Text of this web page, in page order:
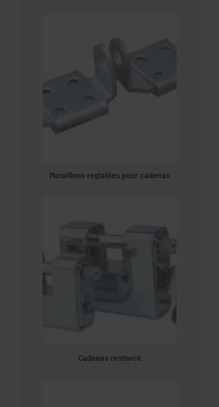
Moraillons reglables pour cadenas
Cadenas renforcé